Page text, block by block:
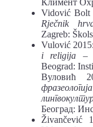
Vidović Bolt
Rječnik
Zagreb:
Vulović
i religija –
Beograd:
Вуловић
Београд:
Živančević